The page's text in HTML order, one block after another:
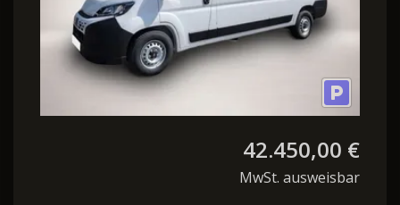
42.450,00 €
MwSt. ausweisbar